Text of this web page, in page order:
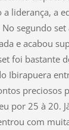
a liderança, a
segundo
e acabou
foi bastante
Ibirapuera
preciosos
por 25 à 20.
com